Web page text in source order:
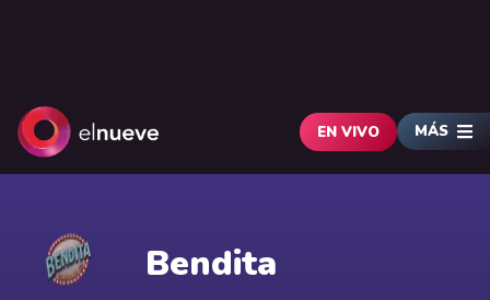
EN VIVO MÁS
Bendita